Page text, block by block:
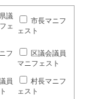
議
ェ
市長マニフ
ェスト
フ
区議会議員
マニフェスト
員
村長マニフ
ェスト